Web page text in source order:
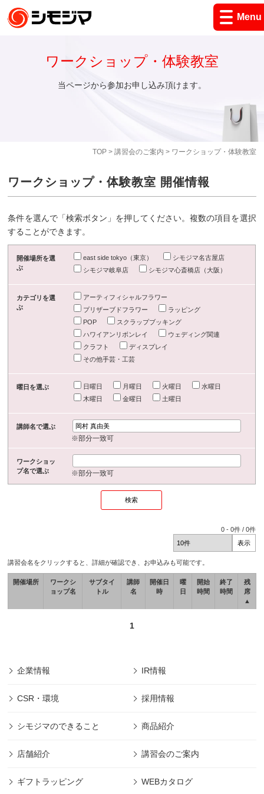
Menu
TOP> 講習会のご案内 > ワークショップ・体験教室
ワークショップ・体験教室
当ページから参加お申し込み頂けます。
ワークショップ・体験教室 開催情報
条件を選んで「検索ボタン」を押してください。複数の項目を選択
することができます。
開催場所を選
ぶ
east side tokyo（東京）
シモジマ名古屋店
シモジマ岐阜店
シモジマ心斎橋店（大阪）
カテゴリを選
ぶ
アーティフィシャルフラワー
プリザーブドフラワー
ラッピング
POP
スクラップブッキング
ハワイアンリボンレイ
ウェディング関連
クラフト
ディスプレイ
その他手芸・工芸
曜日を選ぶ 日曜日 月曜日 火曜日
水曜日
木曜日
金曜日 土曜日
講師名で選ぶ
※部分一致可
ワークショッ
プ名で選ぶ
※部分一致可
0 -0件 /0件
講習会名をクリックすると、詳細が確認でき、お申込みも可能です。
開催場所
ワークシ
ョップ名
サブタイ
トル
講師
名
開催日
時
曜
日
開始
時間
終了
時間
残
席
▲
1
企業情報 IR情報
CSR・環境 採用情報
シモジマのできること 商品紹介
店舗紹介 講習会のご案内
ギフトラッピング WEBカタログ